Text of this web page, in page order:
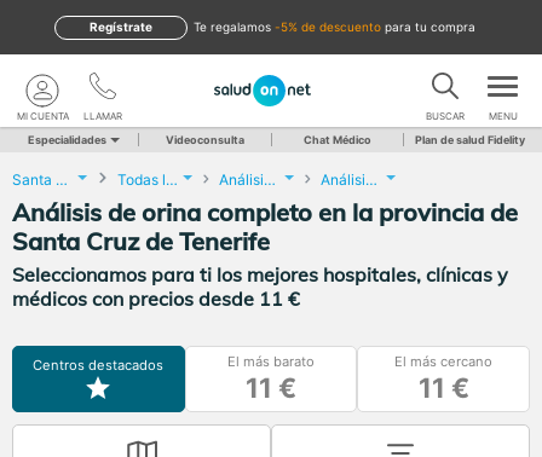
te regalamos -5% de descuento para tu compra
Regístrate
LLAMAR
MI CUENTA BUSCAR MENU
Especialidades Videoconsulta Chat Médico Plan de salud Fidelity
Santa Cruz de Tenerife Todas las localidades Análisis Clínicos Análisis de orina completo
Análisis de orina completo en la provincia de
Santa Cruz de Tenerife
Seleccionamos para ti los mejores hospitales, clínicas y
médicos con precios desde 11 €
Centros destacados El más barato
11 €
El más cercano
11 €